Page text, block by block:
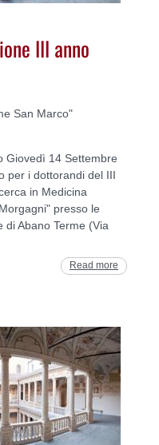
III anno
San Marco"
Giovedì 14 Settembre
per i dottorandi del III
in Medicina
presso le
di Abano Terme (Via
Read more